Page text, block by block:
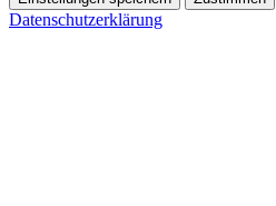
Datenschutzerklärung